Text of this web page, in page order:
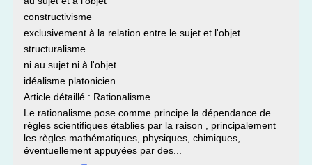
constructivisme
exclusivement à la relation entre le sujet et l'objet
structuralisme
ni au sujet ni à l'objet
idéalisme platonicien
Article détaillé : Rationalisme .
Le rationalisme pose comme principe la dépendance de
règles scientifiques établies par la raison , principalement
les règles mathématiques, physiques, chimiques,
éventuellement appuyées par des...